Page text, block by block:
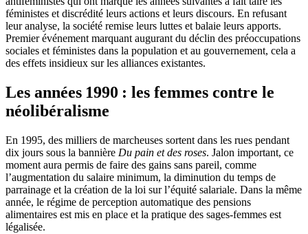
féministes et discrédité leurs actions et leurs discours. En refusant
leur analyse, la société remise leurs luttes et balaie leurs apports.
Premier événement marquant augurant du déclin des préoccupations
sociales et féministes dans la population et au gouvernement, cela a
des effets insidieux sur les alliances existantes.
Les années 1990 : les femmes contre le
néolibéralisme
En 1995, des milliers de marcheuses sortent dans les rues pendant
dix jours sous la bannière Du pain et des roses. Jalon important, ce
moment aura permis de faire des gains sans pareil, comme
l’augmentation du salaire minimum, la diminution du temps de
parrainage et la création de la loi sur l’équité salariale. Dans la même
année, le régime de perception automatique des pensions
alimentaires est mis en place et la pratique des sages-femmes est
légalisée.